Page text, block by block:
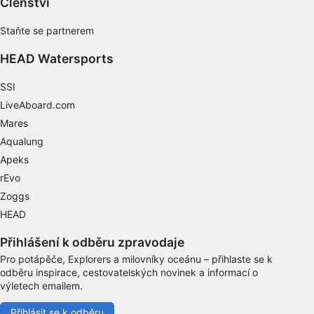
Staňte se partnerem
HEAD Watersports
SSI
LiveAboard.com
Mares
Aqualung
Apeks
rEvo
Zoggs
HEAD
Přihlášení k odběru zpravodaje
Pro potápěče, Explorers a milovníky oceánu – přihlaste se k
odběru inspirace, cestovatelských novinek a informací o
výletech emailem.
Účely zpracování, které nesouvisejí s IAB:
Funkční